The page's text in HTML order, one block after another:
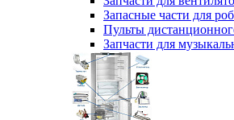
Запасные части для
Пульты
Запчасти для